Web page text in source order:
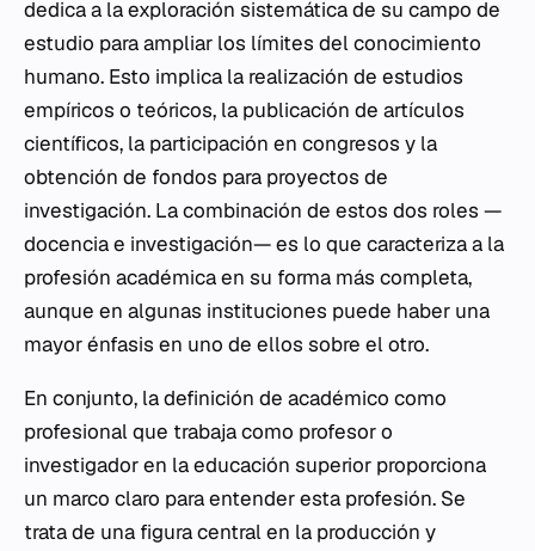
dedica a la exploración sistemática de su campo de
estudio para ampliar los límites del conocimiento
humano. Esto implica la realización de estudios
empíricos o teóricos, la publicación de artículos
científicos, la participación en congresos y la
obtención de fondos para proyectos de
investigación. La combinación de estos dos roles —
docencia e investigación— es lo que caracteriza a la
profesión académica en su forma más completa,
aunque en algunas instituciones puede haber una
mayor énfasis en uno de ellos sobre el otro.
En conjunto, la definición de académico como
profesional que trabaja como profesor o
investigador en la educación superior proporciona
un marco claro para entender esta profesión. Se
trata de una figura central en la producción y